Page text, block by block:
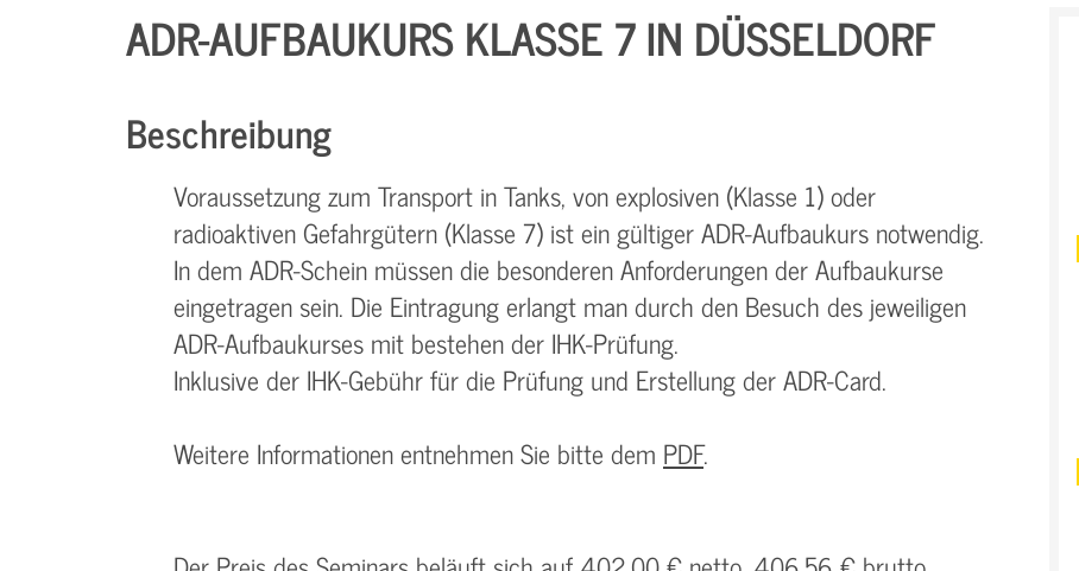
ADR-AUFBAUKURS KLASSE 7 IN DÜSSELDORF
Beschreibung
Voraussetzung zum Transport in Tanks, von explosiven (Klasse 1) oder
radioaktiven Gefahrgütern (Klasse 7) ist ein gültiger ADR-Aufbaukurs notwendig.
In dem ADR-Schein müssen die besonderen Anforderungen der Aufbaukurse
eingetragen sein. Die Eintragung erlangt man durch den Besuch des jeweiligen
ADR-Aufbaukurses mit bestehen der IHK-Prüfung.
Inklusive der IHK-Gebühr für die Prüfung und Erstellung der ADR-Card.
Weitere Informationen entnehmen Sie bitte dem PDF.